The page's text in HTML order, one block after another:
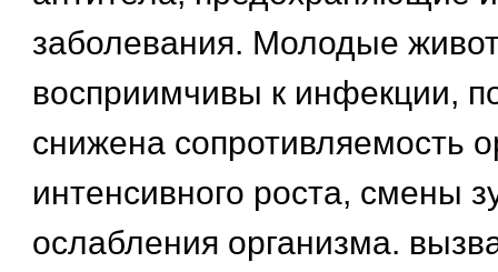
заболевания. Молодые
восприимчивы к инфекции,
снижена сопротивляемость
интенсивного роста, смены
ослабления организма.